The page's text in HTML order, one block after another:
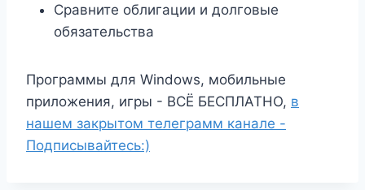
Сравните облигации и долговые
обязательства
Программы для Windows, мобильные
приложения, игры - ВСЁ БЕСПЛАТНО, в
нашем закрытом телеграмм канале -
Подписывайтесь:)